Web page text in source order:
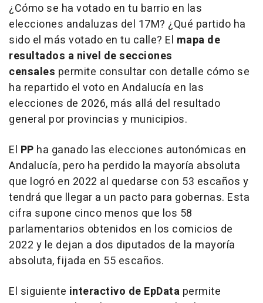
¿Cómo se ha votado en tu barrio en las
elecciones andaluzas del 17M? ¿Qué partido ha
sido el más votado en tu calle? El mapa de
resultados a nivel de secciones
censales permite consultar con detalle cómo se
ha repartido el voto en Andalucía en las
elecciones de 2026, más allá del resultado
general por provincias y municipios.
El PP ha ganado las elecciones autonómicas en
Andalucía, pero ha perdido la mayoría absoluta
que logró en 2022 al quedarse con 53 escaños y
tendrá que llegar a un pacto para gobernas. Esta
cifra supone cinco menos que los 58
parlamentarios obtenidos en los comicios de
2022 y le dejan a dos diputados de la mayoría
absoluta, fijada en 55 escaños.
El siguiente interactivo de EpData permite